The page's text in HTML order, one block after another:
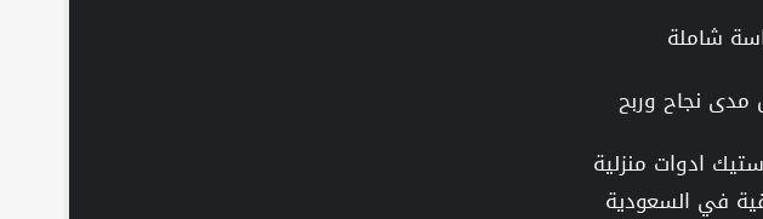
شاملة
نجاح وربح
ادوات منزلية
في السعودية